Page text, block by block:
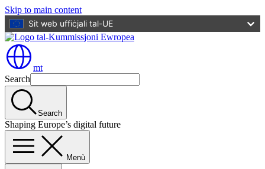
Skip to main content
Sit web uffiċjali tal-UE
mt
Search
Search
Shaping Europe’s digital future
Menù